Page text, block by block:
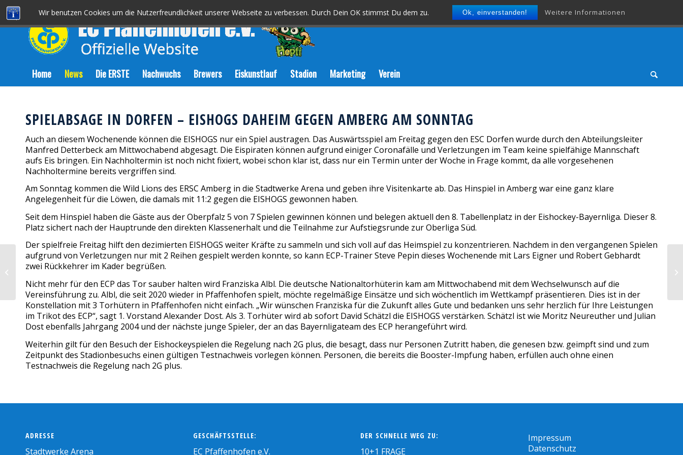
Wir benutzen Cookies um die Nutzerfreundlichkeit unserer Webseite zu verbessen. Durch Dein OK stimmst Du dem zu. Ok, einverstanden! Weitere Informationen
Home News Die ERSTE Nachwuchs Brewers Eiskunstlauf Stadion Marketing Verein
SPIELABSAGE IN DORFEN – EISHOGS DAHEIM GEGEN AMBERG AM SONNTAG
Auch an diesem Wochenende können die EISHOGS nur ein Spiel austragen. Das Auswärtsspiel am Freitag gegen den ESC Dorfen wurde durch den Abteilungsleiter
Manfred Detterbeck am Mittwochabend abgesagt. Die Eispiraten können aufgrund einiger Coronafälle und Verletzungen im Team keine spielfähige Mannschaft
aufs Eis bringen. Ein Nachholtermin ist noch nicht fixiert, wobei schon klar ist, dass nur ein Termin unter der Woche in Frage kommt, da alle vorgesehenen
Nachholtermine bereits vergriffen sind.
Am Sonntag kommen die Wild Lions des ERSC Amberg in die Stadtwerke Arena und geben ihre Visitenkarte ab. Das Hinspiel in Amberg war eine ganz klare
Angelegenheit für die Löwen, die damals mit 11:2 gegen die EISHOGS gewonnen haben.
Seit dem Hinspiel haben die Gäste aus der Oberpfalz 5 von 7 Spielen gewinnen können und belegen aktuell den 8. Tabellenplatz in der Eishockey-Bayernliga. Dieser 8.
Platz sichert nach der Hauptrunde den direkten Klassenerhalt und die Teilnahme zur Aufstiegsrunde zur Oberliga Süd.
Der spielfreie Freitag hilft den dezimierten EISHOGS weiter Kräfte zu sammeln und sich voll auf das Heimspiel zu konzentrieren. Nachdem in den vergangenen Spielen
aufgrund von Verletzungen nur mit 2 Reihen gespielt werden konnte, so kann ECP-Trainer Steve Pepin dieses Wochenende mit Lars Eigner und Robert Gebhardt
zwei Rückkehrer im Kader begrüßen.
Nicht mehr für den ECP das Tor sauber halten wird Franziska Albl. Die deutsche Nationaltorhüterin kam am Mittwochabend mit dem Wechselwunsch auf die
Vereinsführung zu. Albl, die seit 2020 wieder in Pfaffenhofen spielt, möchte regelmäßige Einsätze und sich wöchentlich im Wettkampf präsentieren. Dies ist in der
Konstellation mit 3 Torhütern in Pfaffenhofen nicht einfach. „Wir wünschen Franziska für die Zukunft alles Gute und bedanken uns sehr herzlich für Ihre Leistungen
im Trikot des ECP“, sagt 1. Vorstand Alexander Dost. Als 3. Torhüter wird ab sofort David Schätzl die EISHOGS verstärken. Schätzl ist wie Moritz Neureuther und Julian
Dost ebenfalls Jahrgang 2004 und der nächste junge Spieler, der an das Bayernligateam des ECP herangeführt wird.
Weiterhin gilt für den Besuch der Eishockeyspielen die Regelung nach 2G plus, die besagt, dass nur Personen Zutritt haben, die genesen bzw. geimpft sind und zum
Zeitpunkt des Stadionbesuchs einen gültigen Testnachweis vorlegen können. Personen, die bereits die Booster-Impfung haben, erfüllen auch ohne einen
Testnachweis die Regelung nach 2G plus.
ADRESSE
Stadtwerke Arena
GESCHÄFTSSTELLE:
EC Pfaffenhofen e.V.
DER SCHNELLE WEG ZU:
10+1 FRAGE
Impressum
Datenschutz
EISHOGS nur einmal in Action am